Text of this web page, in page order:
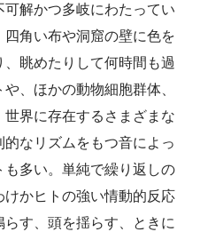
解かつ多岐にわたってい
角い布や洞窟の壁に色を
眺めたりして何時間も過
、ほかの動物細胞群体、
界に存在するさまざまな
なリズムをもつ音によっ
多い。単純で繰り返しの
かヒトの強い情動的反応
す、頭を揺らす、ときに